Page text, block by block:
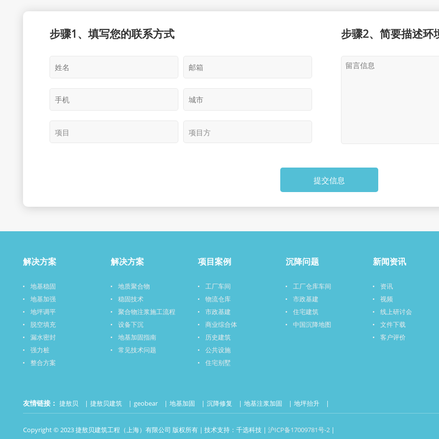
步骤1、填写您的联系方式 步骤2、简要描述环
提交信息
解决方案
地基稳固
地基加强
地坪调平
脱空填充
漏水密封
强力桩
整合方案
解决方案
地质聚合物
稳固技术
聚合物注浆施工流程
设备下沉
地基加固指南
常见技术问题
项目案例
工厂车间
物流仓库
市政基建
商业综合体
历史建筑
公共设施
住宅别墅
沉降问题
工厂仓库车间
市政基建
住宅建筑
中国沉降地图
新闻资讯
资讯
视频
线上研讨会
文件下载
客户评价
友情链接： 捷敖贝 捷敖贝建筑 geobear 地基加固 沉降修复 地基注浆加固 地坪抬升
Copyright © 2023 捷敖贝建筑工程（上海）有限公司 版权所有 | 技术支持：千选科技 | 沪ICP备17009781号-2 |